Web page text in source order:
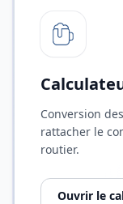
Conversion
rattacher le
routier.
Ouvrir le